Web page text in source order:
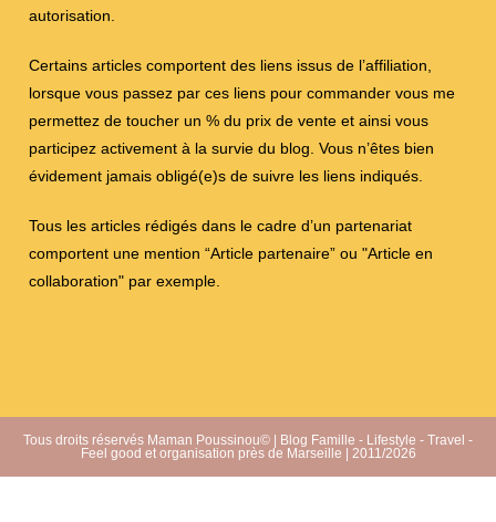
autorisation.
Certains articles comportent des liens issus de l’affiliation,
lorsque vous passez par ces liens pour commander vous me
permettez de toucher un % du prix de vente et ainsi vous
participez activement à la survie du blog. Vous n’êtes bien
évidement jamais obligé(e)s de suivre les liens indiqués.
Tous les articles rédigés dans le cadre d’un partenariat
comportent une mention “Article partenaire” ou "Article en
collaboration" par exemple.
Tous droits réservés Maman Poussinou© | Blog Famille - Lifestyle - Travel -
Feel good et organisation près de Marseille | 2011/2026